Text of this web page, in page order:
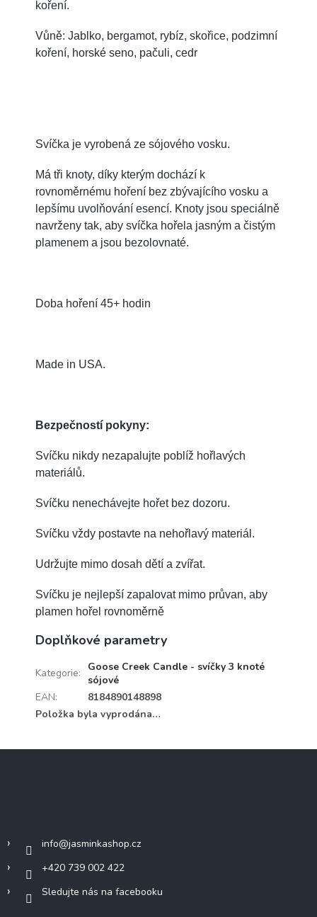
koření.
Vůně: Jablko, bergamot, rybíz, skořice, podzimní
koření, horské seno, pačuli, cedr
Svíčka je vyrobená ze sójového vosku.
Má tři knoty, díky kterým dochází k
rovnoměrnému hoření bez zbývajícího vosku a
lepšímu uvolňování esencí. Knoty jsou speciálně
navrženy tak, aby svíčka hořela jasným a čistým
plamenem a jsou bezolovnaté.
Doba hoření 45+ hodin
Made in USA.
Bezpečností pokyny:
Svíčku nikdy nezapalujte poblíž hořlavých
materiálů.
Svíčku nenechávejte hořet bez dozoru.
Svíčku vždy postavte na nehořlavý materiál.
Udržujte mimo dosah dětí a zvířat.
Svíčku je nejlepší zapalovat mimo průvan, aby
plamen hořel rovnoměrně
Doplňkové parametry
Kategorie:
Goose Creek Candle - svíčky 3 knoté
sójové
EAN:
8184890148898
Položka byla vyprodána…
info@jasminkashop.cz
+420 739 002 422
Sledujte nás na facebooku